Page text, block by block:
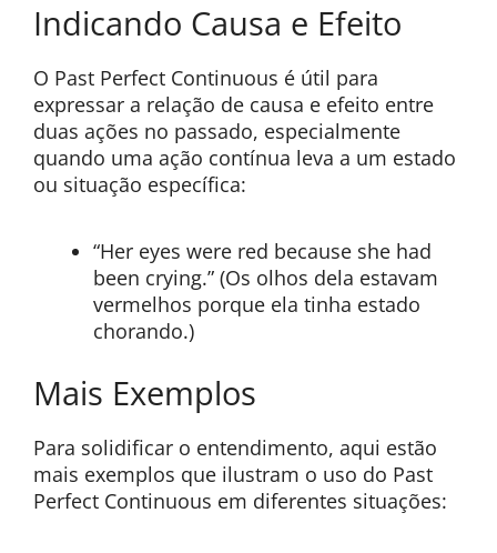
Indicando Causa e Efeito
O Past Perfect Continuous é útil para
expressar a relação de causa e efeito entre
duas ações no passado, especialmente
quando uma ação contínua leva a um estado
ou situação específica:
“Her eyes were red because she had
been crying.” (Os olhos dela estavam
vermelhos porque ela tinha estado
chorando.)
Mais Exemplos
Para solidificar o entendimento, aqui estão
mais exemplos que ilustram o uso do Past
Perfect Continuous em diferentes situações: